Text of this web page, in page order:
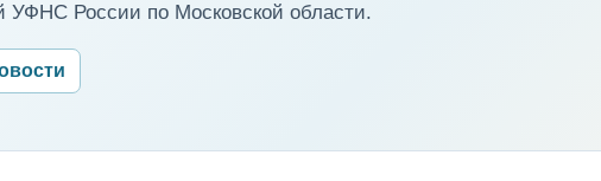
УФНС России по Московской области.